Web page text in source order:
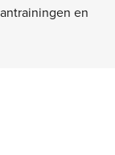
en